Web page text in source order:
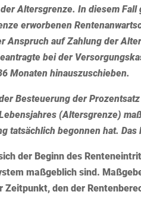
Altersgrenze. In diesem
erworbenen
Anspruch auf Zahlung der
bei der
Monaten hinauszuschieben.
Besteuerung der
(Altersgrenze)
tatsächlich begonnen hat. Das
der Beginn des
maßgeblich sind.
Zeitpunkt, den der